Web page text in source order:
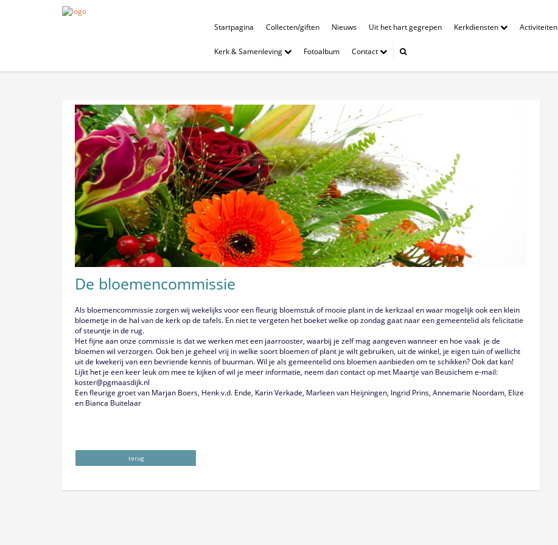
Startpagina Collecten/giften Nieuws Uit het hart gegrepen Kerkdiensten Activiteiten
Kerk & Samenleving Fotoalbum Contact
De bloemencommissie
Als bloemencommissie zorgen wij wekelijks voor een fleurig bloemstuk of mooie plant in de kerkzaal en waar mogelijk ook een klein
bloemetje in de hal van de kerk op de tafels. En niet te vergeten het boeket welke op zondag gaat naar een gemeentelid als felicitatie
of steuntje in de rug.
Het fijne aan onze commissie is dat we werken met een jaarrooster, waarbij je zelf mag aangeven wanneer en hoe vaak je de
bloemen wil verzorgen. Ook ben je geheel vrij in welke soort bloemen of plant je wilt gebruiken, uit de winkel, je eigen tuin of wellicht
uit de kwekerij van een bevriende kennis of buurman. Wil je als gemeentelid ons bloemen aanbieden om te schikken? Ook dat kan!
Lijkt het je een keer leuk om mee te kijken of wil je meer informatie, neem dan contact op met Maartje van Beusichem e-mail:
koster@pgmaasdijk.nl
Een fleurige groet van Marjan Boers, Henk v.d. Ende, Karin Verkade, Marleen van Heijningen, Ingrid Prins, Annemarie Noordam, Elize
en Bianca Buitelaar
terug